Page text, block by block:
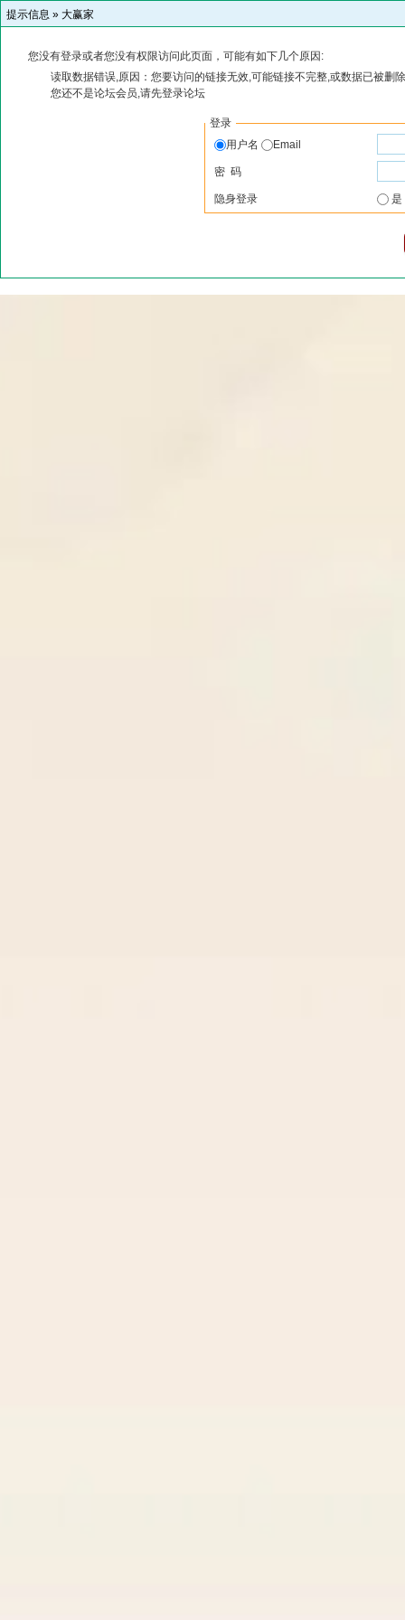
提示信息 » 大赢家
您没有登录或者您没有权限访问此页面，可能有如下几个原因:
读取数据错误,原因：您要访问的链接无效,可能链接不完整,或数据已被删
您还不是论坛会员,请先登录论坛
登录
用户名
Email
密 码
隐身登录